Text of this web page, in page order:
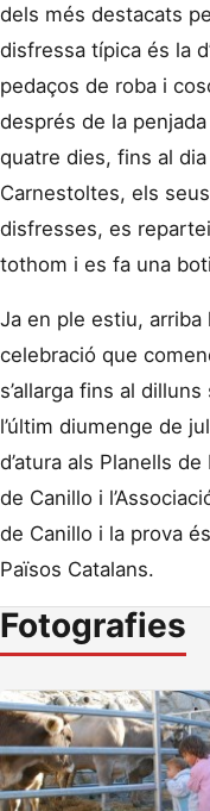
dels més destacats
disfressa típica és la
pedaços de roba i
després de la
quatre dies, fins al
Carnestoltes, els
disfresses, es
tothom i es fa una
Ja en ple estiu, arriba
celebració que
s’allarga fins al
l’últim diumenge de
d’atura als Planells
de Canillo i
de Canillo i la prova
Països Catalans.
Fotografies